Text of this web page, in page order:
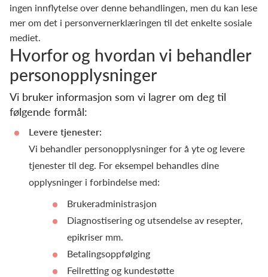
ingen innflytelse over denne behandlingen, men du kan lese
mer om det i personvernerklæringen til det enkelte sosiale
mediet.
Hvorfor og hvordan vi behandler
personopplysninger
Vi bruker informasjon som vi lagrer om deg til
følgende formål:
Levere tjenester:
Vi behandler personopplysninger for å yte og levere
tjenester til deg. For eksempel behandles dine
opplysninger i forbindelse med:
Brukeradministrasjon
Diagnostisering og utsendelse av resepter,
epikriser mm.
Betalingsoppfølging
Feilretting og kundestøtte